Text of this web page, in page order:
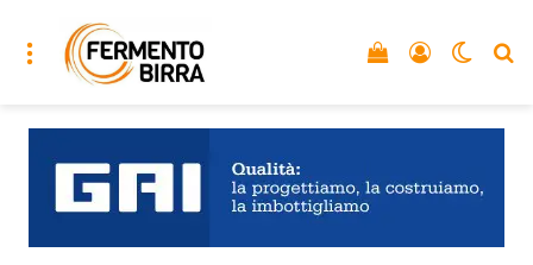
Menu Accedi
Vedi il carrello